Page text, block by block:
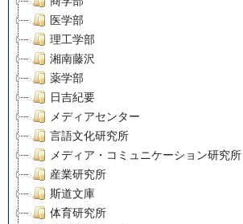
医学部
理工学部
湘南藤沢
薬学部
日吉紀要
メディアセンター
言語文化研究所
メディア・コミュニケーション研究所
産業研究所
斯道文庫
体育研究所